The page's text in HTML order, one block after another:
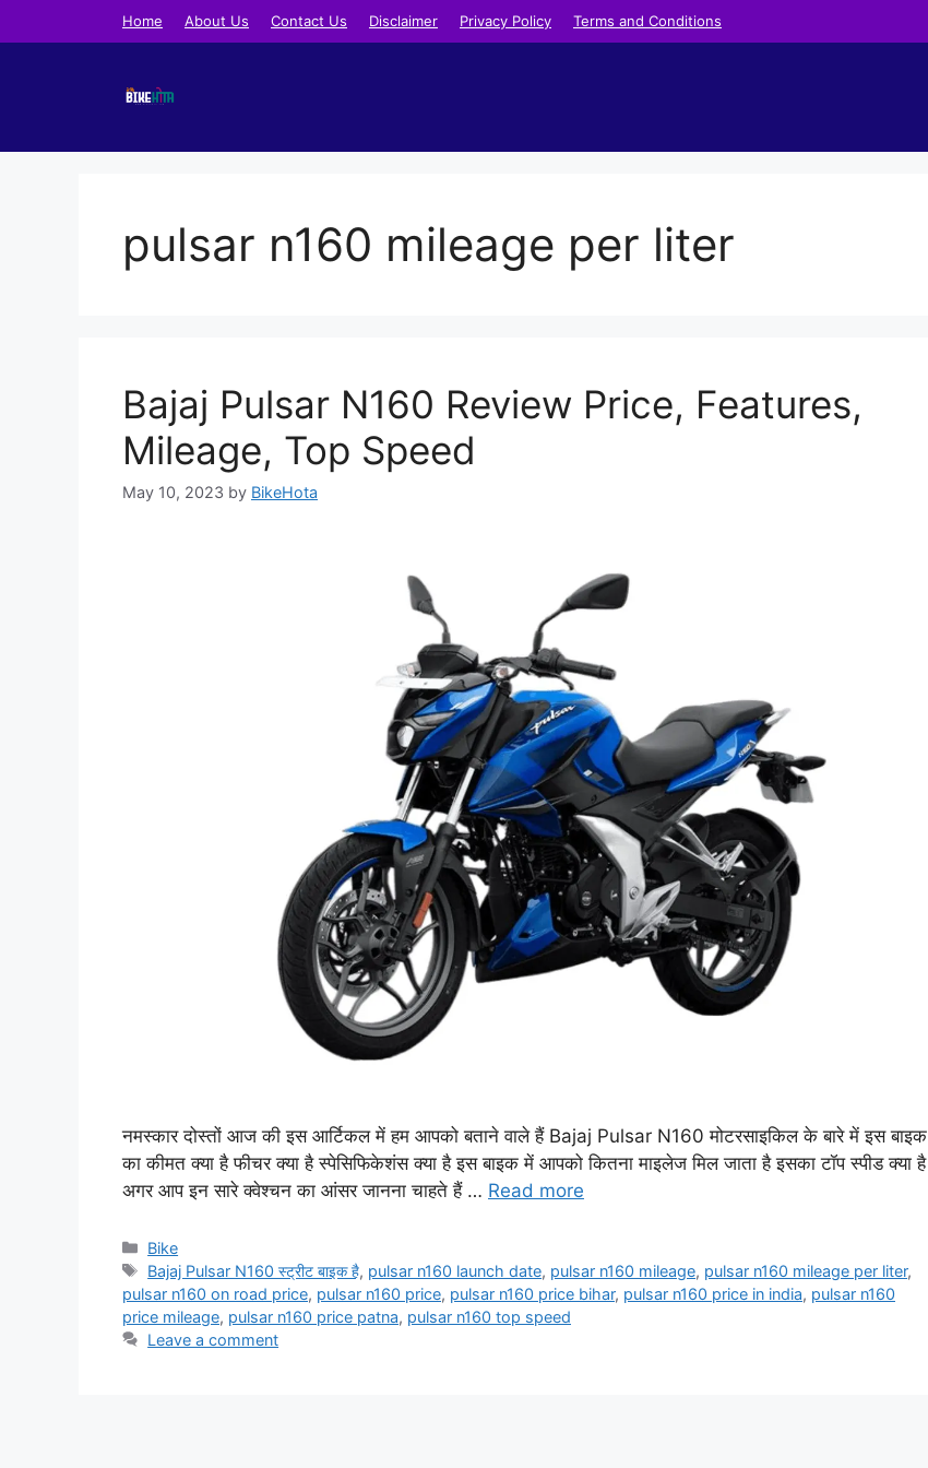
to
Home About Us Contact Us Disclaimer Privacy Policy Terms and Conditions
pulsar n160 mileage per liter
Bajaj Pulsar N160 Review Price, Features,
Mileage, Top Speed
May 10, 2023 by BikeHota
नमस्कार दोस्तों आज की इस आर्टिकल में हम आपको बताने वाले हैं Bajaj Pulsar N160 मोटरसाइकिल के बारे में इस बाइक
का कीमत क्या है फीचर क्या है स्पेसिफिकेशंस क्या है इस बाइक में आपको कितना माइलेज मिल जाता है इसका टॉप स्पीड क्या है
अगर आप इन सारे क्वेश्चन का आंसर जानना चाहते हैं … Read more
Categories
Bike
Tags
Bajaj Pulsar N160 स्ट्रीट बाइक है, pulsar n160 launch date, pulsar n160 mileage, pulsar n160 mileage per liter,
pulsar n160 on road price, pulsar n160 price, pulsar n160 price bihar, pulsar n160 price in india, pulsar n160
price mileage, pulsar n160 price patna, pulsar n160 top speed
Leave a comment